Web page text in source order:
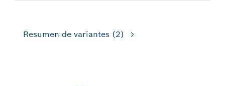
Resumen de variantes (2)